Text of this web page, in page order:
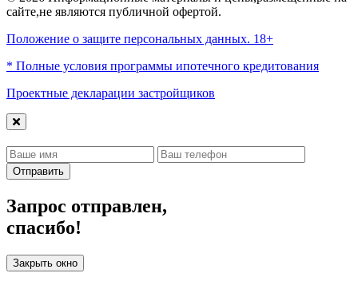
сайте,не являются публичной офертой.
Положение о защите персональных данных. 18+
* Полные условия программы ипотечного кредитования
Проектные декларации застройщиков
Отправить
Запрос отправлен,
спасибо!
Закрыть окно